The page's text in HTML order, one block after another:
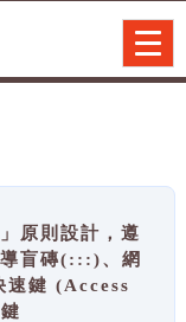
原則設計，遵
盲磚(:::)、網
鍵 (Access